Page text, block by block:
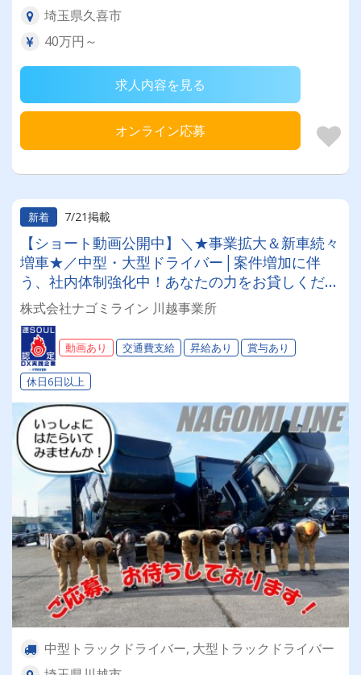
埼玉県久喜市
40万円～
求人内容を見る
オンライン応募
新着 7/21掲載
【ショート動画公開中】＼★事業拡大＆新車続々
増車★／中型・大型ドライバー│案件増加に伴
う、社内体制強化中！あなたの力をお貸しくださ
い！！＊職場見学随時実施中
株式会社ナゴミライン 川越事業所
動画あり 交通費支給 昇給あり 賞与あり
休日6日以上
中型トラックドライバー, 大型トラックドライバー